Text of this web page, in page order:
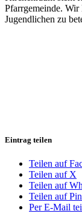
Pfarrgemeinde. Wir
Jugendlichen zu
Eintrag teilen
Teilen auf
Teilen auf X
Teilen auf
Teilen auf
Per E-Mail